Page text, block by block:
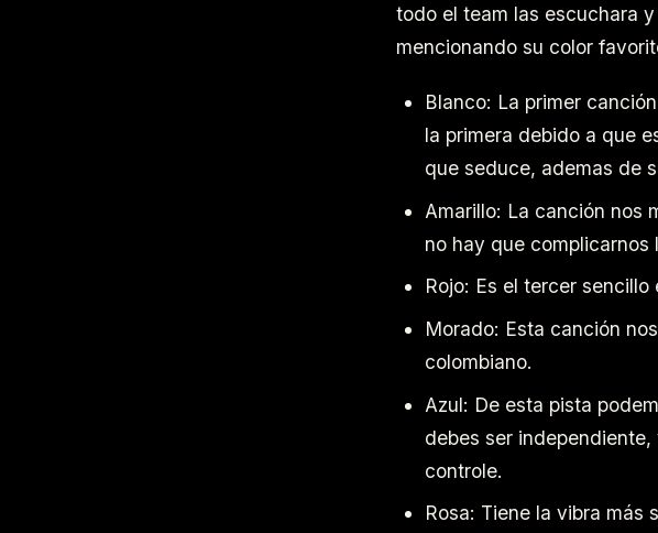
todo el team las escuchara
mencionando su color
Blanco: La primer
la primera debido a que
que seduce, ademas de
Amarillo: La canción nos
no hay que
Rojo: Es el tercer
Morado: Esta canción
colombiano.
Azul: De esta pista
debes ser
controle.
Rosa: Tiene la vibra más